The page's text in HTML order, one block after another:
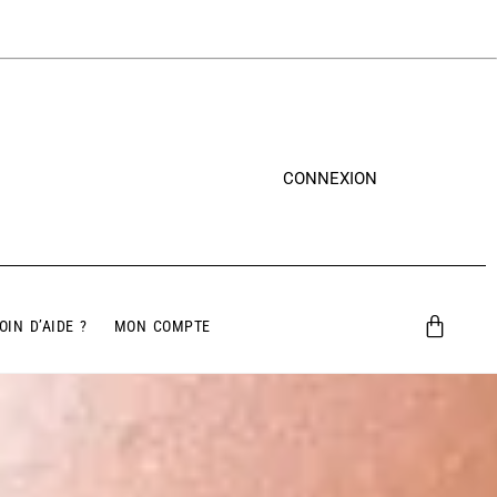
CONNEXION
D’AIDE ? MON COMPTE